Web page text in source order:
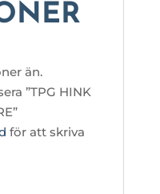
än.
”TPG HINK
för att skriva